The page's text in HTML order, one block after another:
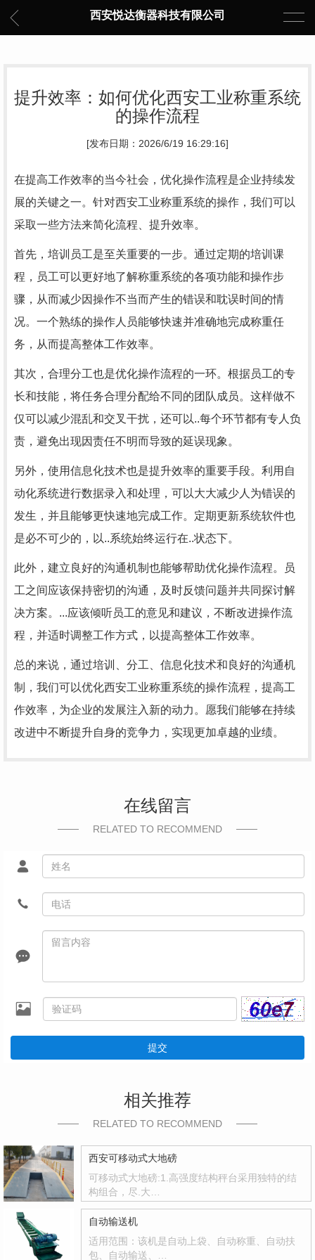
西安悦达衡器科技有限公司
提升效率：如何优化西安工业称重系统
的操作流程
[发布日期：2026/6/19 16:29:16]
在提高工作效率的当今社会，优化操作流程是企业持续发
展的关键之一。针对西安工业称重系统的操作，我们可以
采取一些方法来简化流程、提升效率。
首先，培训员工是至关重要的一步。通过定期的培训课
程，员工可以更好地了解称重系统的各项功能和操作步
骤，从而减少因操作不当而产生的错误和耽误时间的情
况。一个熟练的操作人员能够快速并准确地完成称重任
务，从而提高整体工作效率。
其次，合理分工也是优化操作流程的一环。根据员工的专
长和技能，将任务合理分配给不同的团队成员。这样做不
仅可以减少混乱和交叉干扰，还可以..每个环节都有专人负
责，避免出现因责任不明而导致的延误现象。
另外，使用信息化技术也是提升效率的重要手段。利用自
动化系统进行数据录入和处理，可以大大减少人为错误的
发生，并且能够更快速地完成工作。定期更新系统软件也
是必不可少的，以..系统始终运行在..状态下。
此外，建立良好的沟通机制也能够帮助优化操作流程。员
工之间应该保持密切的沟通，及时反馈问题并共同探讨解
决方案。...应该倾听员工的意见和建议，不断改进操作流
程，并适时调整工作方式，以提高整体工作效率。
总的来说，通过培训、分工、信息化技术和良好的沟通机
制，我们可以优化西安工业称重系统的操作流程，提高工
作效率，为企业的发展注入新的动力。愿我们能够在持续
改进中不断提升自身的竞争力，实现更加卓越的业绩。
在线留言
RELATED TO RECOMMEND
提交
相关推荐
RELATED TO RECOMMEND
西安可移动式大地磅
可移动式大地磅:1.高强度结构秤台采用独特的结
构组合，尽.大…
自动输送机
适用范围：该机是自动上袋、自动称重、自动扶
包、自动输送、…